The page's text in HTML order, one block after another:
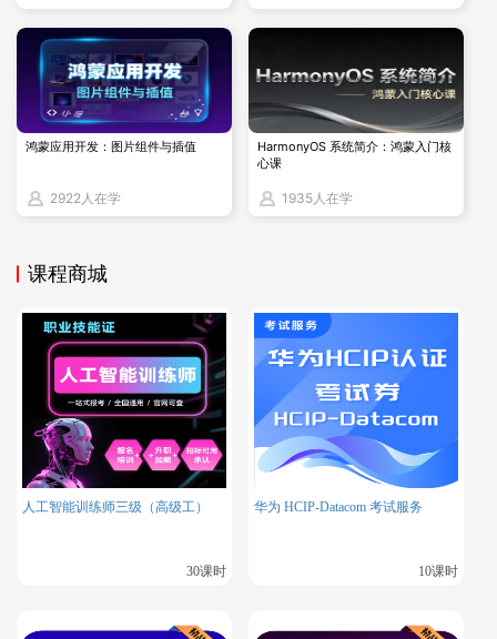
报名总截止时间为1月14日16:00。
（三）缓考、退考时间及注意事项如遇特殊情况需申请缓考或
退考，请于1月22日10:00-1月24日16:00期间办理，逾期不予
办理。
【退考考生请注意，退考收取人民币850元退考费，退考返还
费用金额为扣除人民币850元后剩余的考试报名费。退费时
间：自提交退考申请后预计3个月内退还费用。】
PMP项目管理学习资料
鸿蒙应用开发：图片组件与插值
2922人在学
HarmonyOS 系统简介：鸿蒙入门核
心课
1935人在学
课程商城
人工智能训练师三级（高级工）
30课时
华为 HCIP-Datacom 考试服务
10课时